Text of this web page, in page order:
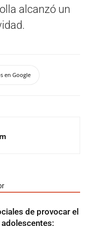
alcanzó un
en Google
de provocar el